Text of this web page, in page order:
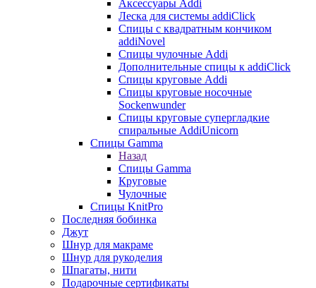
Аксессуары Addi
Леска для системы addiClick
Спицы с квадратным кончиком
addiNovel
Спицы чулочные Addi
Дополнительные спицы к addiClick
Спицы круговые Addi
Спицы круговые носочные
Sockenwunder
Спицы круговые супергладкие
спиральные AddiUnicorn
Спицы Gamma
Назад
Спицы Gamma
Круговые
Чулочные
Спицы KnitPro
Последняя бобинка
Джут
Шнур для макраме
Шнур для рукоделия
Шпагаты, нити
Подарочные сертификаты